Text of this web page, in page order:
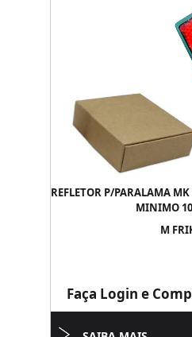
REFLETOR P/PARALAMA
MINIMO
M
Faça Login e